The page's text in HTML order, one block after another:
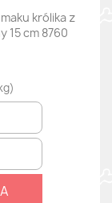
królika z
15 cm 8760